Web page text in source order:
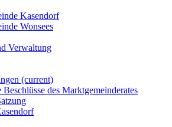
Kasendorf
Wonsees
Verwaltung
(current)
des Marktgemeinderates